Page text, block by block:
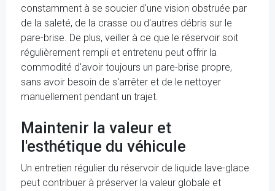
constamment à se soucier d'une vision obstruée par
de la saleté, de la crasse ou d'autres débris sur le
pare-brise. De plus, veiller à ce que le réservoir soit
régulièrement rempli et entretenu peut offrir la
commodité d'avoir toujours un pare-brise propre,
sans avoir besoin de s'arrêter et de le nettoyer
manuellement pendant un trajet.
Maintenir la valeur et
l'esthétique du véhicule
Un entretien régulier du réservoir de liquide lave-glace
peut contribuer à préserver la valeur globale et